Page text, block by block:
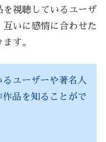
視聴しているユーザ
いに感情に合わせた
す。
るユーザーや著名人
品を知ることがで